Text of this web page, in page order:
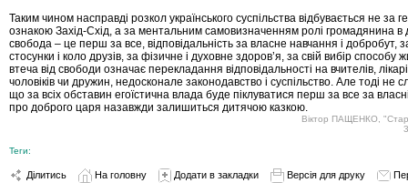
Таким чином насправді розкол українського суспільства відбувається не за
ознакою Захід-Схід, а за ментальним самовизначенням ролі громадянина в
свобода – це перш за все, відповідальність за власне навчання і добробут,
стосунки і коло друзів, за фізичне і духовне здоров’я, за свій вибір способу
втеча від свободи означає перекладання відповідальності на вчителів,
чоловіків чи дружин, недосконале законодавство і суспільство. Але тоді не
що за всіх обставин егоїстична влада буде піклуватися перш за все за
про доброго царя назавжди залишиться дитячою казкою.
Віктор ПАЩЕНКО,
Теги:
Ділитись На головну Додати в закладки Версія для друку